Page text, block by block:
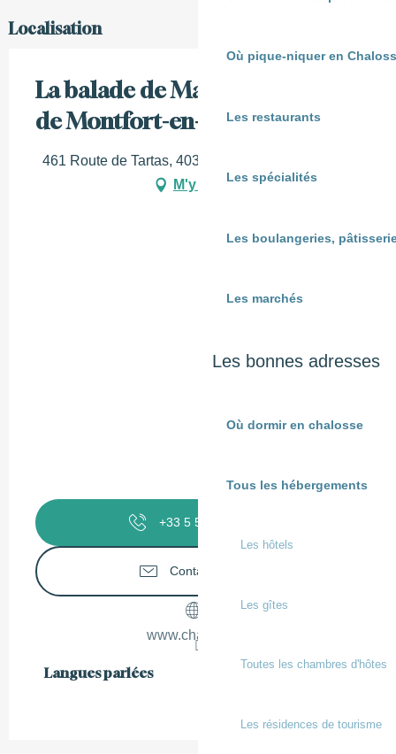
Où pique-niquer en
Les restaurants
Les spécialités
Les boulangeries,
Les marchés
Les bonnes adresses
Où dormir en chalosse
Tous les hébergements
Les hôtels
Les gîtes
Toutes les chambres d'hôtes
Les résidences de tourisme
Localisation
La balade de Maïté : La bastide
de Montfort-en-Chalosse
461 Route de Tartas, 40380 Montfort-en-Chalosse
M'y rendre
+33 5 58 98 58
Contactez-nous
www.chalosse.fr
Langues parlées
Langues parlées